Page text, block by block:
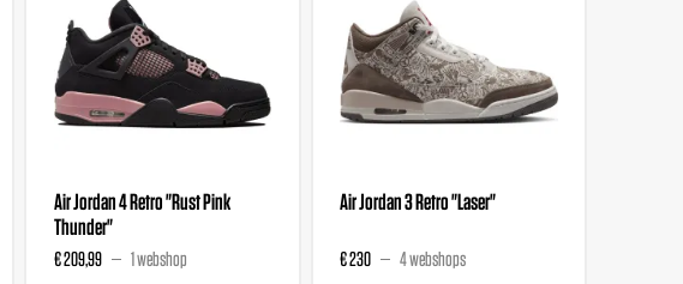
Air Jordan 4 Retro "Rust Pink
Thunder"
€ 209,99 1 webshop
Air Jordan 3 Retro "Laser"
€ 230 4 webshops